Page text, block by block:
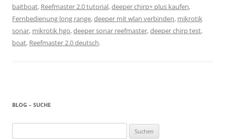
baitboat, Reefmaster 2.0 tutorial,deeper chirp+ plus kaufen,
Fernbedienung long range,deeper mit wlan verbinden, mikrotik
sonar, mikrotik hgo,deeper sonar reefmaster,deeper chirp test,
boat, Reefmaster 2.0 deutsch.
BLOG – SUCHE